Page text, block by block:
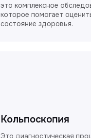
Кольпоскопия
Это диагностическая
это комплексное
которое помогает
состояние здоровья.